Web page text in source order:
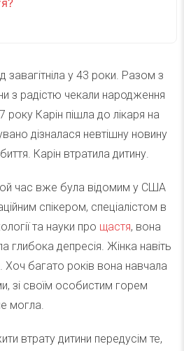
завагітніла у 43 роки. Разом з
з радістю чекали народження
Карін пішла до лікаря на
дізналася невтішну новину
Карін втратила дитину.
час вже була відомим у США
спікером, спеціалістом в
та науки про щастя, вона
глибока депресія. Жінка навіть
багато років вона навчала
зі своїм особистим горем
могла.
втрату дитини передусім те,